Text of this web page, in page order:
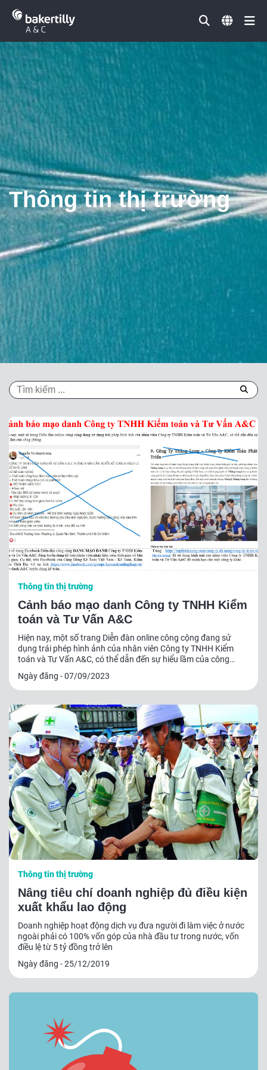
Thông tin thị trường
Thông tin thị trường
Cảnh báo mạo danh Công ty TNHH Kiểm
toán và Tư Vấn A&C
Hiện nay, một số trang Diễn đàn online công cộng đang sử
dụng trái phép hình ảnh của nhân viên Công ty TNHH Kiểm
toán và Tư Vấn A&C, có thể dẫn đến sự hiểu lầm của công
Ngày đăng - 07/09/2023
Thông tin thị trường
Nâng tiêu chí doanh nghiệp đủ điều kiện
xuất khẩu lao động
Doanh nghiệp hoạt động dịch vụ đưa người đi làm việc ở nước
ngoài phải có 100% vốn góp của nhà đầu tư trong nước, vốn
điều lệ từ 5 tỷ đồng trở lên
Ngày đăng - 25/12/2019